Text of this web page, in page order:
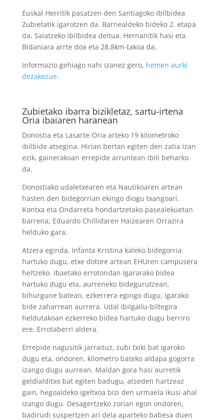
Euskal Herritik pasatzen den Santiagoko Ibilbidea
Zubietatik igarotzen da. Barnealdeko bideko 2. etapa
da, Saiatzeko ibilbidea deitua. Hernanitik hasi eta
Bidaniara arrte doa eta 28,8km-takoa da.
Informazio gehiago nahi izanez gero, hemen aurki
dezakezue.
Zubietako ibarra bizikletaz, sartu-irtena
Oria ibaiaren haranean
Donostia eta Lasarte-Oria arteko 19 kilometroko
ibilbide atsegina. Hirian bertan egiten den zatia izan
ezik, gainerakoan errepide arruntean ibili beharko
da.
Donostiako udaletxearen eta Nautikoaren artean
hasten den bidegorrian ekingo diogu txangoari.
Kontxa eta Ondarreta hondartzetako pasealekuetan
barrena, Eduardo Chillidaren Haizearen Orrazira
helduko gara.
Atzera eginda, Infanta Kristina kaleko bidegorria
hartuko dugu, etxe dotore artean EHUren campusera
heltzeko. Ibaetako errotondan Igararako bidea
hartuko dugu eta, aurreneko bidegurutzean,
bihurgune batean, ezkerrera egingo dugu, Igarako
bide zaharrean aurrera. Udal ibilgailu-biltegira
heldutakoan ezkerreko bidea hartuko dugu berriro
ere, Errotaberri aldera.
Errepide nagusitik jarraituz, zubi txiki bat igaroko
dugu eta, ondoren, kilometro bateko aldapa gogorra
izango dugu aurrean. Maldan gora hasi aurretik
geldialditxo bat egiten badugu, atseden hartzeaz
gain, hegoaldeko igeltxoa bizi den urmaela ikusi ahal
izango dugu. Desagertzeko zorian egon ondoren,
badirudi suspertzen ari dela aparteko babesa duen